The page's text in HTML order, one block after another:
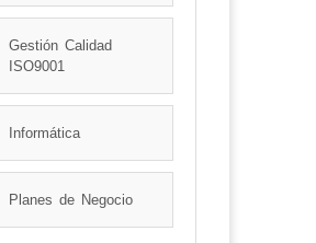
Gestión Calidad
ISO9001
Informática
Planes de Negocio